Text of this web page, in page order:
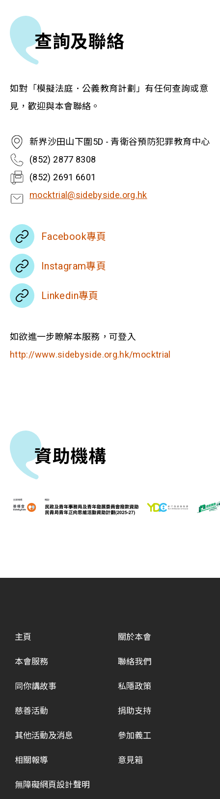
查詢及聯絡
如對「模擬法庭．公義教育計劃」有任何查詢或意
見，歡迎與本會聯絡。
新界沙田山下圍5D - 青衛谷預防犯罪教育中心
(852) 2877 8308
(852) 2691 6601
mocktrial@sidebyside.org.hk
Facebook專頁
Instagram專頁
Linkedin專頁
如欲進一步瞭解本服務，可登入
http://www.sidebyside.org.hk/mocktrial
資助機構
主頁
本會服務
同你講故事
慈善活動
其他活動及消息
相關報導
關於本會
聯絡我們
私隱政策
捐助支持
參加義工
意見箱
無障礙網頁設計聲明